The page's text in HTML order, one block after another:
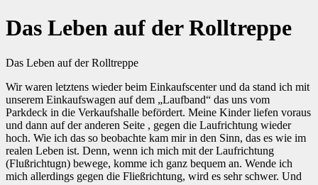
Das Leben auf der Rolltreppe
Das Leben auf der Rolltreppe
Wir waren letztens wieder beim Einkaufscenter und da stand ich mit
unserem Einkaufswagen auf dem „Laufband“ das uns vom
Parkdeck in die Verkaufshalle befördert. Meine Kinder liefen voraus
und dann auf der anderen Seite , gegen die Laufrichtung wieder
hoch. Wie ich das so beobachte kam mir in den Sinn, das es wie im
realen Leben ist. Denn, wenn ich mich mit der Laufrichtung
(Flußrichtugn) bewege, komme ich ganz bequem an. Wende ich
mich allerdings gegen die Fließrichtung, wird es sehr schwer. Und